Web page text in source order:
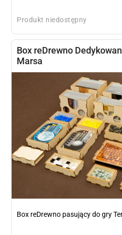
Produkt niedostępny
Box reDrewno
Marsa
Box reDrewno pasujący do gry